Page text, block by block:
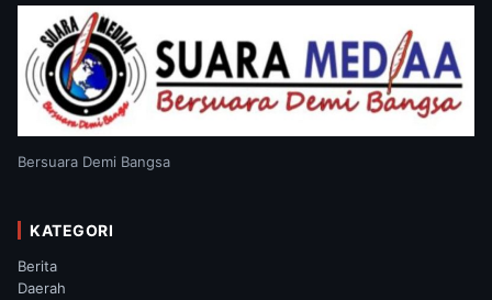
Bersuara Demi Bangsa
KATEGORI
Berita
Daerah